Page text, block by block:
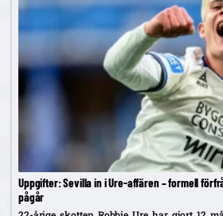
Uppgifter: Sevilla in i Ure-affären – formell
pågår